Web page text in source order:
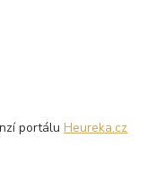
portáluHeureka.cz